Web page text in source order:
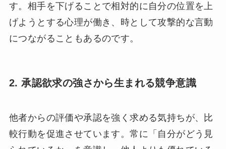
す。相手を下げることで相対的に自分の位置を上
げようとする心理が働き、時として攻撃的な言動
につながることもあるのです。
2. 承認欲求の強さから生まれる競争意識
他者からの評価や承認を強く求める気持ちが、比
較行動を促進させています。常に「自分がどう見